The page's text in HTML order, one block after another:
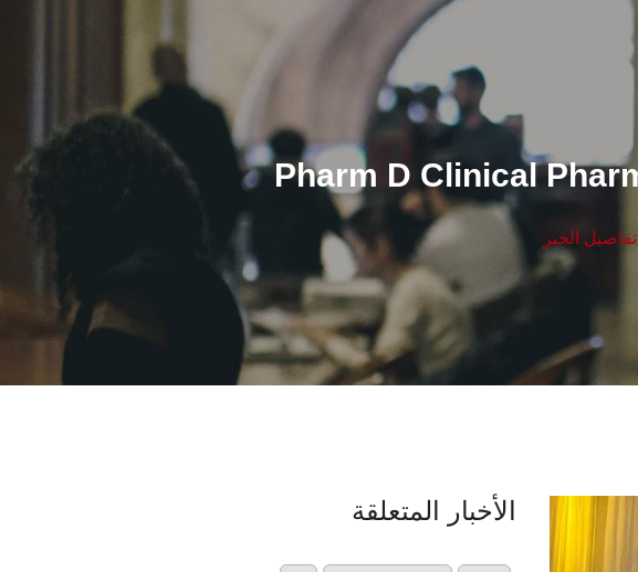
تفاصيل الخبر
الأخبار المتعلقة